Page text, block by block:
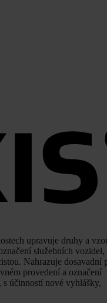
upravuje druhy a
služebních vozidel,
Nahrazuje dosavadní
provedení a označení
účinností nové vyhlášky,